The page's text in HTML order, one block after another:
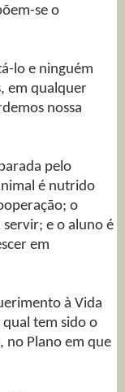
se o
lo e ninguém
em qualquer
nossa
pelo
é nutrido
o
e o aluno é
em
à Vida
qual tem sido o
no Plano em que